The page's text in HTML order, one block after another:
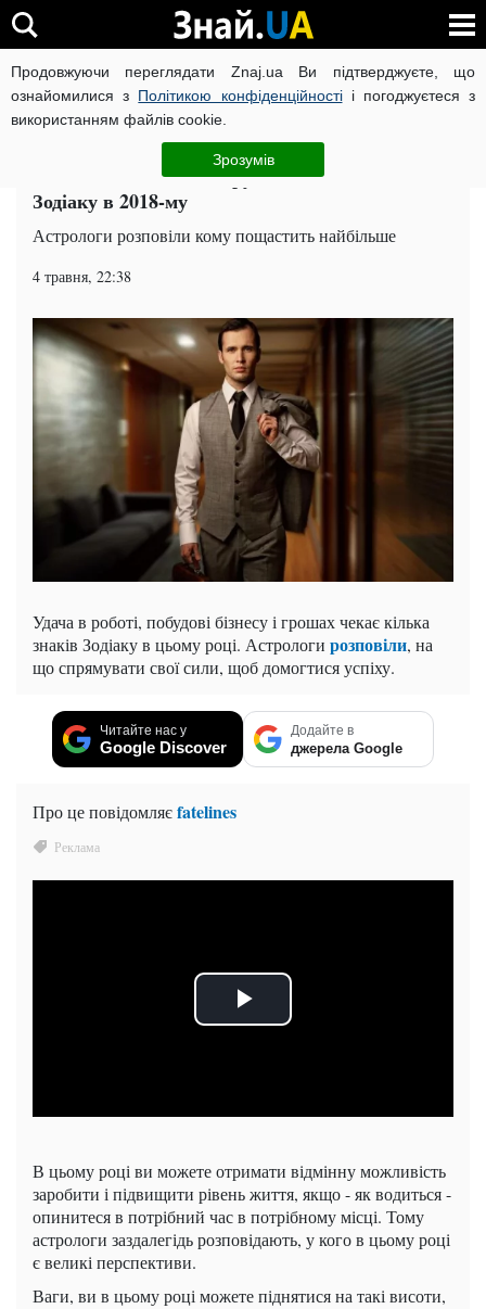
Продовжуючи переглядати Znaj.ua Ви підтверджуєте, що
ознайомилися з Політикою конфіденційностіі погоджуєтеся з
використанням файлів cookie.
Зрозумів
ВІЙНА РОСІЇ ПРОТИ УКРАЇНИ КОРОНАВІРУС В УКРАЇНІ
ЧИТАТЬ НА РУССКОМ
Успіхи та багатство обрушаться на ці знаки
Зодіаку в 2018-му
Астрологи розповіли кому пощастить найбільше
4 травня, 22:38
Удача в роботі, побудові бізнесу і грошах чекає кілька
знаків Зодіаку в цьому році. Астрологи розповіли, на
що спрямувати свої сили, щоб домогтися успіху.
Читайте нас у
Google Discover
Додайте в
джерела Google
Про це повідомляєfatelines
В цьому році ви можете отримати відмінну можливість
заробити і підвищити рівень життя, якщо - як водиться -
опинитеся в потрібний час в потрібному місці. Тому
астрологи заздалегідь розповідають, у кого в цьому році
є великі перспективи.
Ваги, ви в цьому році можете піднятися на такі висоти,